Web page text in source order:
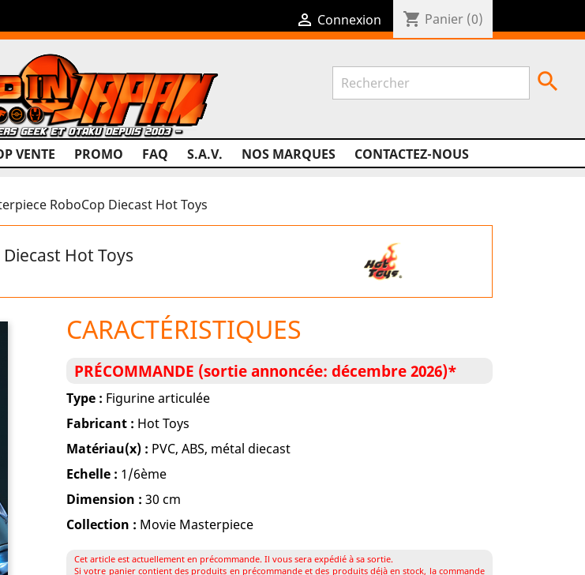
 Connexion shopping_cart Panier (0)
VENTE PROMO FAQ S.A.V. NOS MARQUES CONTACTEZ-NOUS

RoboCop Diecast Hot Toys
Hot Toys
CARACTÉRISTIQUES
PRÉCOMMANDE (sortie annoncée: décembre 2026)*
Type : Figurine articulée
Fabricant : Hot Toys
Matériau(x) : PVC, ABS, métal diecast
Echelle : 1/6ème
Dimension : 30 cm
Collection : Movie Masterpiece
Cet article est actuellement en précommande. Il vous sera expédié à sa sortie.
Si votre panier contient des produits en précommande et des produits déjà en stock, la commande